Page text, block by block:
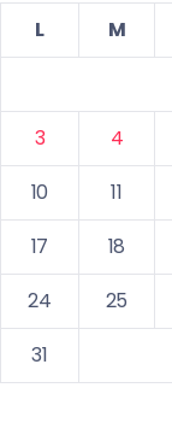
L
M
3
4
10
11
17
18
24
25
31